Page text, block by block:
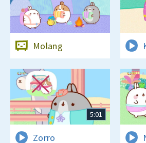
Molang
5:01
Zorro